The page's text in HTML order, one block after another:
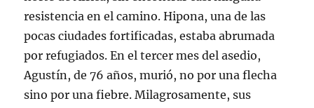
resistencia en el camino. Hipona, una de las
pocas ciudades fortificadas, estaba abrumada
por refugiados. En el tercer mes del asedio,
Agustín, de 76 años, murió, no por una flecha
sino por una fiebre. Milagrosamente, sus